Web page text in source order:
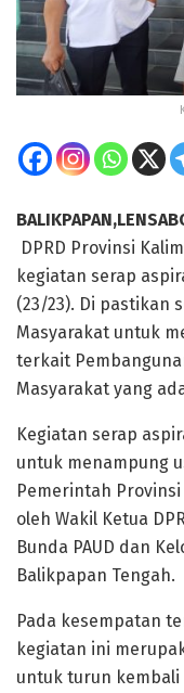
DPRD Provinsi
kegiatan serap
(23/23). Di pastikan
Masyarakat untuk
terkait
Masyarakat yang
Kegiatan serap
untuk menampung
Pemerintah
oleh Wakil Ketua
Bunda PAUD dan
Balikpapan Tengah.
Pada kesempatan
kegiatan ini
untuk turun